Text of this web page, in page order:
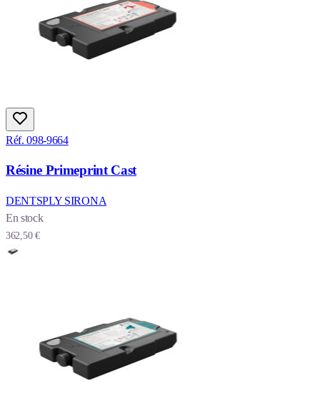
Réf. 098-9664
Résine Primeprint Cast
DENTSPLY SIRONA
En stock
362,50 €